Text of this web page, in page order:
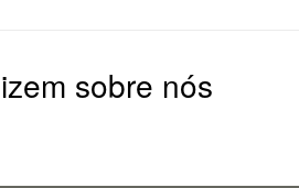
sobre nós